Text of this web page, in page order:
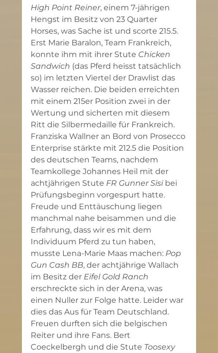
High Point Reiner, einem 7-jährigen
Hengst im Besitz von 23 Quarter
Horses, was Sache ist und scorte 215.5.
Erst Marie Baralon, Team Frankreich,
konnte ihm mit ihrer Stute Chicken
Sandwich (das Pferd heisst tatsächlich
so) im letzten Viertel der Drawlist das
Wasser reichen. Die beiden erreichten
mit einem 215er Position zwei in der
Wertung und sicherten mit diesem
Ritt die Silbermedaille für Frankreich.
Franziska Wallner an Bord von Prosecco
Enterprise stärkte mit 212.5 die Position
des deutschen Teams, nachdem
Teamkollege Johannes Heil mit der
achtjährigen Stute FR Gunner Sisi bei
Prüfungsbeginn vorgespurt hatte.
Freude und Enttäuschung liegen
manchmal nahe beisammen und die
Erfahrung, dass wir es mit dem
Individuum Pferd zu tun haben,
musste Lena-Marie Maas machen: Pop
Gun Cash BB, der achtjährige Wallach
im Besitz der Eifel Gold Ranch
erschreckte sich in der Arena, was
einen Nuller zur Folge hatte. Leider war
dies das Aus für Team Deutschland.
Freuen durften sich die belgischen
Reiter und ihre Fans. Bert
Coeckelbergh und die Stute Toosexy